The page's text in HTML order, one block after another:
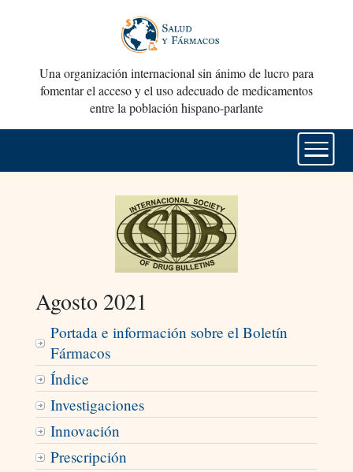
Una organización internacional sin ánimo de lucro para
fomentar el acceso y el uso adecuado de medicamentos
entre la población hispano-parlante
Agosto 2021
Portada e información sobre el Boletín
Fármacos
Índice
Investigaciones
Innovación
Prescripción